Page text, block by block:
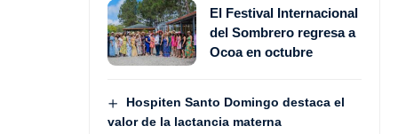
El Festival Internacional
del Sombrero regresa a
Ocoa en octubre
Hospiten Santo Domingo destaca el
valor de la lactancia materna